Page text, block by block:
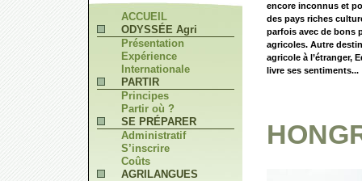
ACCUEIL
ODYSSÉE Agri
Présentation
Expérience
Internationale
PARTIR
Principes
Partir où ?
SE PRÉPARER
Administratif
S’inscrire
Coûts
AGRILANGUES
encore inconnus et
des pays riches
parfois avec de bons
agricoles. Autre
agricole à l’étranger,
livre ses sentiments...